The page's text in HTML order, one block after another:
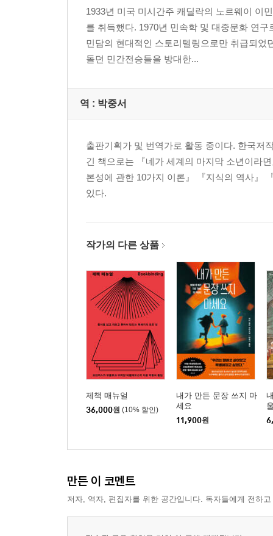
1933년 미국 미시간주 캐딜락의 노르웨이 이
를 취득했다. 1970년 민속학 및 대중문화 연
민담의 현대적인 스토리텔링으로만 취급되었
돌던 민간전승들을 방대한...
역 : 박중서
출판기획가 및 번역가로 활동 중이다. 한국저
긴 책으로는 『네가 세계의 마지막 소년이라
본성에 관한 10가지 이론』 『지식의 역사』
있다.
작가의 다른 상품
제책 매뉴얼
36,000원 (10% 할인)
내가 만든 문장 쓰지 마
세요
11,900원
만든 이 코멘트
저자, 역자, 편집자를 위한 공간입니다. 독자들에게 전하